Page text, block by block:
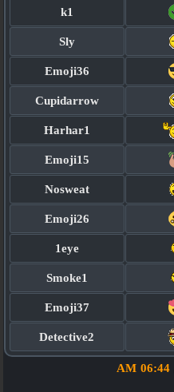
k1
Sly
Emoji36
Cupidarrow
Harhar1
Emoji15
Nosweat
Emoji26
1eye
Smoke1
Emoji37
Detective2
06:44 AM